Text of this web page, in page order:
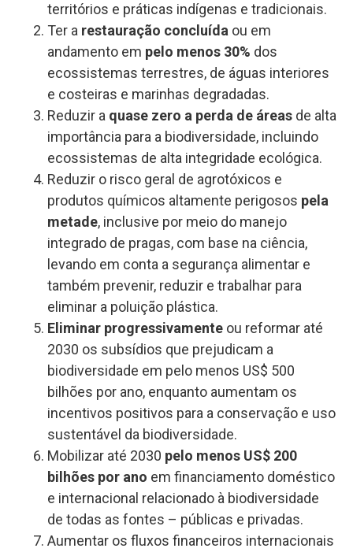
territórios e práticas indígenas e tradicionais.
Ter a restauração concluída ou em
andamento em pelo menos 30% dos
ecossistemas terrestres, de águas interiores
e costeiras e marinhas degradadas.
Reduzir a quase zero a perda de áreas de alta
importância para a biodiversidade, incluindo
ecossistemas de alta integridade ecológica.
Reduzir o risco geral de agrotóxicos e
produtos químicos altamente perigosos pela
metade, inclusive por meio do manejo
integrado de pragas, com base na ciência,
levando em conta a segurança alimentar e
também prevenir, reduzir e trabalhar para
eliminar a poluição plástica.
Eliminar progressivamente ou reformar até
2030 os subsídios que prejudicam a
biodiversidade em pelo menos US$ 500
bilhões por ano, enquanto aumentam os
incentivos positivos para a conservação e uso
sustentável da biodiversidade.
Mobilizar até 2030 pelo menos US$ 200
bilhões por ano em financiamento doméstico
e internacional relacionado à biodiversidade
de todas as fontes – públicas e privadas.
Aumentar os fluxos financeiros internacionais